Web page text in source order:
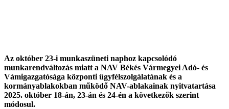
Az október 23-i munkaszüneti naphoz kapcsolódó
munkarendváltozás miatt a NAV Békés Vármegyei Adó- és
Vámigazgatósága központi ügyfélszolgálatának és a
kormányablakokban működő NAV-ablakainak nyitvatartása
2025. október 18-án, 23-án és 24-én a következők szerint
módosul.